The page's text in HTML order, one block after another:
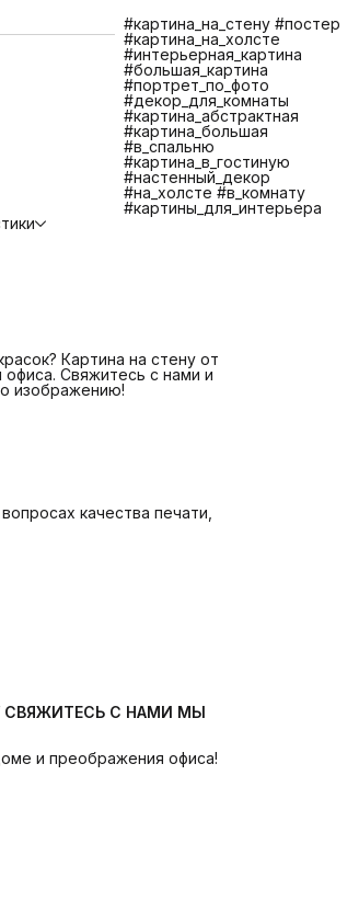
превосходят сольвентные,
пигментные, в вопросах качества печати,
царапинам, экологичности и долговечности;
и отправка 1-2 дняЧТО ВХОДИТ В
качественном холсте
холста на сосновый подрамник
останется только повесить картину.
упаковка
В КАТАЛОГЕ! ЕСЛИ НЕ НАШЛИ
ВАС КАРТИНУ СВЯЖИТЕСЬ С НАМИ МЫ
КАРТИНУ +7 921 571 4454
от Art Debut Gallery - идеальное решение
в доме и преображения офиса!
#картина_на_стену #постер
#картина_на_холсте
#интерьерная_картина
#большая_картина
#портрет_по_фото
#декор_для_комнаты
#картина_абстрактная
#картина_большая
#в_спальню
#картина_в_гостиную
#настенный_декор
#на_холсте #в_комнату
#картины_для_интерьера
Картина на стену от
Свяжитесь с нами и
изображению!
качества печати,
СВЯЖИТЕСЬ С НАМИ МЫ
и преображения офиса!